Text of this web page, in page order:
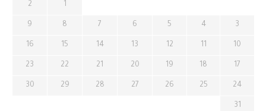
1
2
3
4
5
6
7
8
9
10
11
12
13
14
15
16
17
18
19
20
21
22
23
24
25
26
27
28
29
30
31